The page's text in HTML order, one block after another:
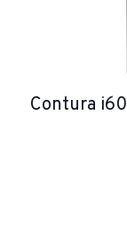
Contura i60